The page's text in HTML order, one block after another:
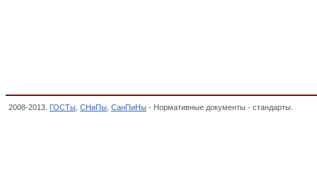
2008-2013. ГОСТы СНиПы СанПиНы - Нормативные документы - стандарты.